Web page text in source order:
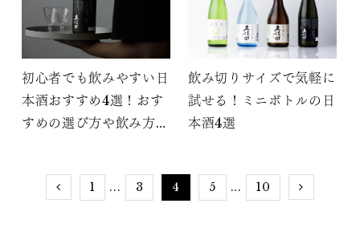
初心者でも飲みやすい日
本酒おすすめ4選！おす
すめの選び方や飲み方も
飲み切りサイズで気軽に
試せる！ミニボトルの日
本酒4選
1 ... 3 4 5 ... 10